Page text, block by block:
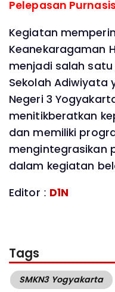
Pelepasan
Kegiatan
Keanekaragaman
menjadi salah
Sekolah Adiwiyata
Negeri 3
menitikberatkan
dan memiliki
mengintegrasikan
dalam kegiatan
Editor : D1N
Tags
SMKN3 Yogyakarta